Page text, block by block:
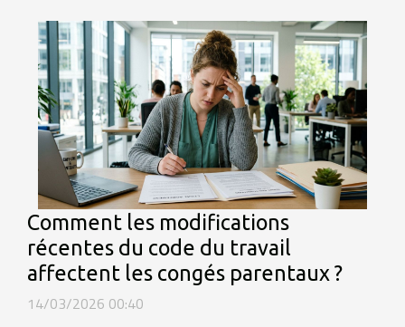
Comment les modifications
récentes du code du travail
affectent les congés parentaux ?
14/03/2026 00:40